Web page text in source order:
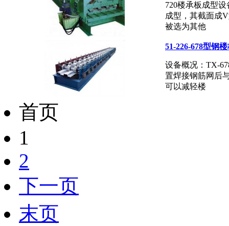
720楼承板成型
成型，其截面成
被选为其他
51-226-678型钢
设备概况：TX-
置焊接钢筋网后
可以减轻楼
首页
1
2
下一页
末页